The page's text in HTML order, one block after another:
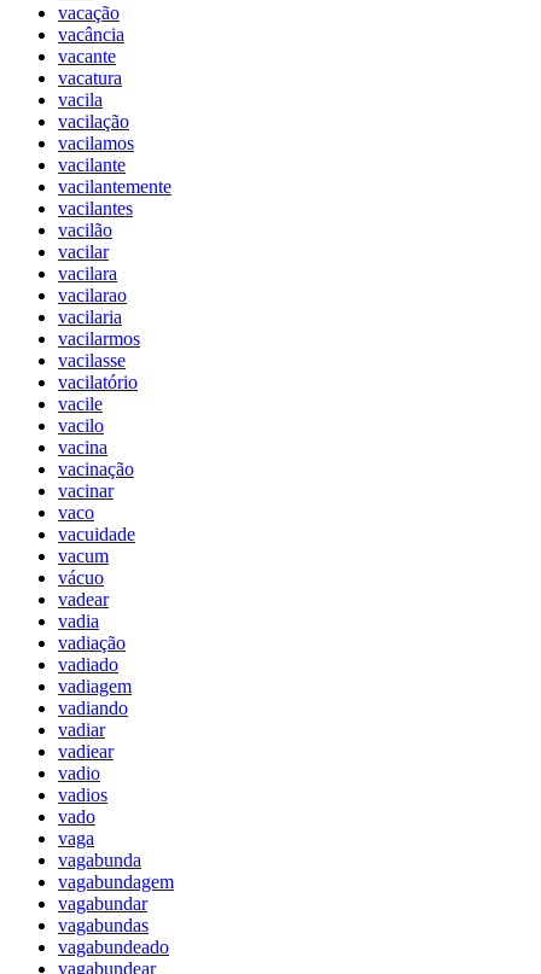
vacação
vacância
vacante
vacatura
vacila
vacilação
vacilamos
vacilante
vacilantemente
vacilantes
vacilão
vacilar
vacilara
vacilarao
vacilaria
vacilarmos
vacilasse
vacilatório
vacile
vacilo
vacina
vacinação
vacinar
vaco
vacuidade
vacum
vácuo
vadear
vadia
vadiação
vadiado
vadiagem
vadiando
vadiar
vadiear
vadio
vadios
vado
vaga
vagabunda
vagabundagem
vagabundar
vagabundas
vagabundeado
vagabundear